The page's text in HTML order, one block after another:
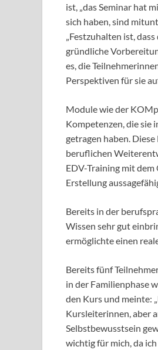
ist, „das Seminar hat
sich haben, sind
„Festzuhalten ist,
gründliche
es, die
Perspektiven für sie
Module wie der
Kompetenzen, die sie
getragen haben.
beruflichen
EDV-Training mit
Erstellung
Bereits in der
Wissen sehr gut
ermöglichte einen
Bereits fünf
in der Familienphase
den Kurs und meinte:
Kursleiterinnen, aber
Selbstbewusstsein
wichtig für mich, da